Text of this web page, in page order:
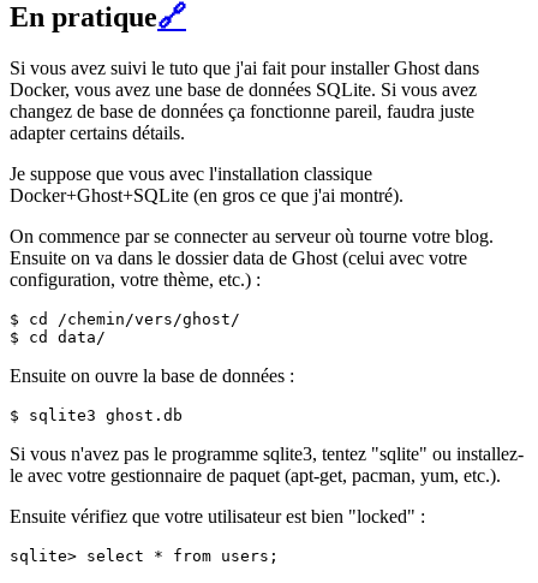
En pratique🔗
Si vous avez suivi le tuto que j'ai fait pour installer Ghost dans
Docker, vous avez une base de données SQLite. Si vous avez
changez de base de données ça fonctionne pareil, faudra juste
adapter certains détails.
Je suppose que vous avec l'installation classique
Docker+Ghost+SQLite (en gros ce que j'ai montré).
On commence par se connecter au serveur où tourne votre blog.
Ensuite on va dans le dossier data de Ghost (celui avec votre
configuration, votre thème, etc.) :
$ cd /chemin/vers/ghost/
Ensuite on ouvre la base de données :
Si vous n'avez pas le programme sqlite3, tentez "sqlite" ou installez-
le avec votre gestionnaire de paquet (apt-get, pacman, yum, etc.).
Ensuite vérifiez que votre utilisateur est bien "locked" :